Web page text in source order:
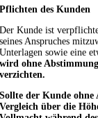
Pflichten des Kunden
Der Kunde ist
seines Anspruches
Unterlagen sowie eine
wird ohne
verzichten.
Sollte der Kunde
Vergleich über die